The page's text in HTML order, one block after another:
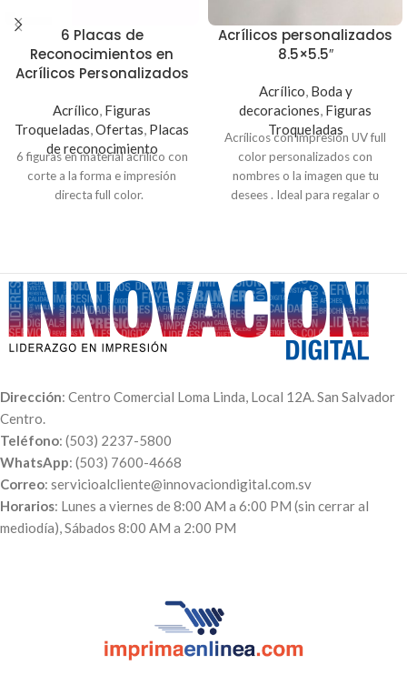
6 Placas de
Reconocimientos en
Acrílicos Personalizados
Acrílico, Figuras
Troqueladas,Ofertas, Placas
de reconocimiento
6 figuras en material acrílico con
corte a la forma e impresión
directa full color.
Acrílicos personalizados
8.5×5.5″
Acrílico, Boda y
decoraciones, Figuras
Troqueladas
Acrílicos con impresión UV full
color personalizados con
nombres o la imagen que tu
desees . Ideal para regalar o
Dirección: Centro Comercial Loma Linda, Local 12A. San Salvador
Centro.
Teléfono: (503) 2237-5800
WhatsApp: (503) 7600-4668
Correo: servicioalcliente@innovaciondigital.com.sv
Horarios: Lunes a viernes de 8:00 AM a 6:00 PM (sin cerrar al
mediodía), Sábados 8:00 AM a 2:00 PM